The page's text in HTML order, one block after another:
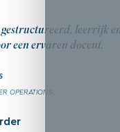
leerrijk
een ervaren docent.
OPERATIONS